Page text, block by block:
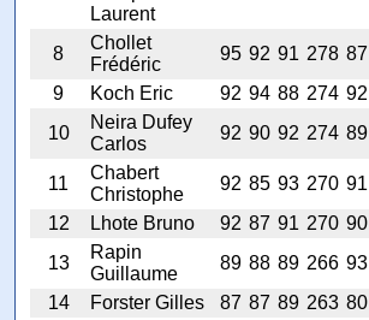
Laurent
8
Chollet
Frédéric
95 92 91 278 87
9
Koch Eric 92 94 88 274 92
10
Neira Dufey
Carlos
92 90 92 274 89
11
Chabert
Christophe
92 85 93 270 91
12
Lhote Bruno 92 87 91 270 90
13
Rapin
Guillaume
89 88 89 266 93
14
Forster Gilles 87 87 89 263 80